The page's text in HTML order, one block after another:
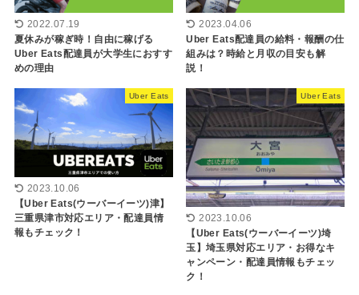
2022.07.19
夏休みが稼ぎ時！自由に稼げる
Uber Eats配達員が大学生におすす
めの理由
2023.04.06
Uber Eats配達員の給料・報酬の仕
組みは？時給と月収の目安も解
説！
Uber Eats
2023.10.06
【Uber Eats(ウーバーイーツ)津】
三重県津市対応エリア・配達員情
報もチェック！
Uber Eats
2023.10.06
【Uber Eats(ウーバーイーツ)埼
玉】埼玉県対応エリア・お得なキ
ャンペーン・配達員情報もチェッ
ク！